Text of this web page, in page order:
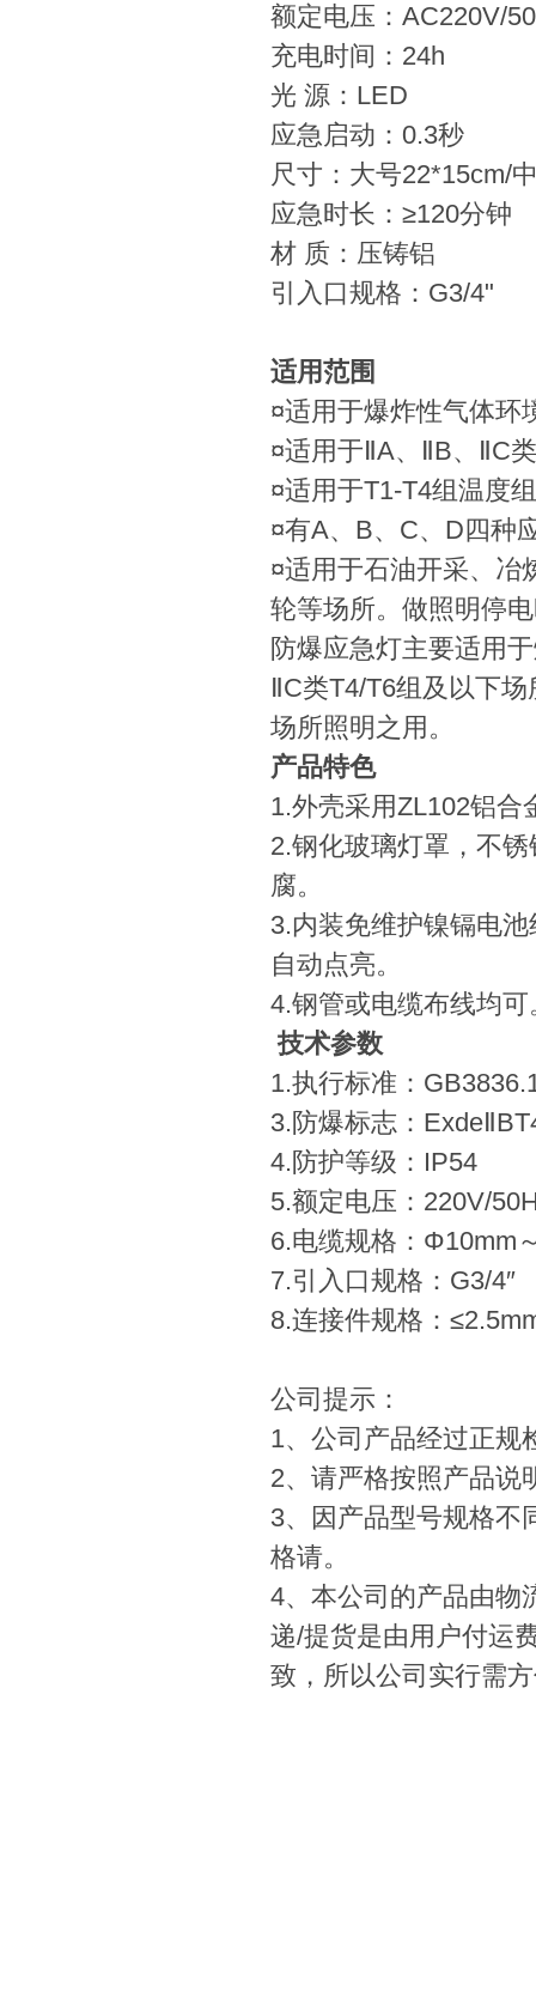
额定电压：AC220V/
充电时间：24h
光 源：LED
应急启动：0.3秒
尺寸：大号22*15cm/
应急时长：≥120分钟
材 质：压铸铝
引入口规格：G3/4"
适用范围
¤适用于爆炸性气体环
¤适用于ⅡA、ⅡB、ⅡC
¤适用于T1-T4组温度
¤有A、B、C、D四种
¤适用于石油开采、冶
轮等场所。做照明停
防爆应急灯主要适用
ⅡC类T4/T6组及以下
场所照明之用。
产品特色
1.外壳采用ZL102铝合
2.钢化玻璃灯罩，不
腐。
3.内装免维护镍镉电
自动点亮。
4.钢管或电缆布线均可
技术参数
1.执行标准：
3.防爆标志：
4.防护等级：IP54
5.额定电压：220V/
6.电缆规格：Φ10mm
7.引入口规格：G3/4″
8.连接件规格：
公司提示：
1、公司产品经过正规
2、请严格按照产品说
3、因产品型号规格不
格请。
4、本公司的产品由物
递/提货是由用户付运
致，所以公司实行需